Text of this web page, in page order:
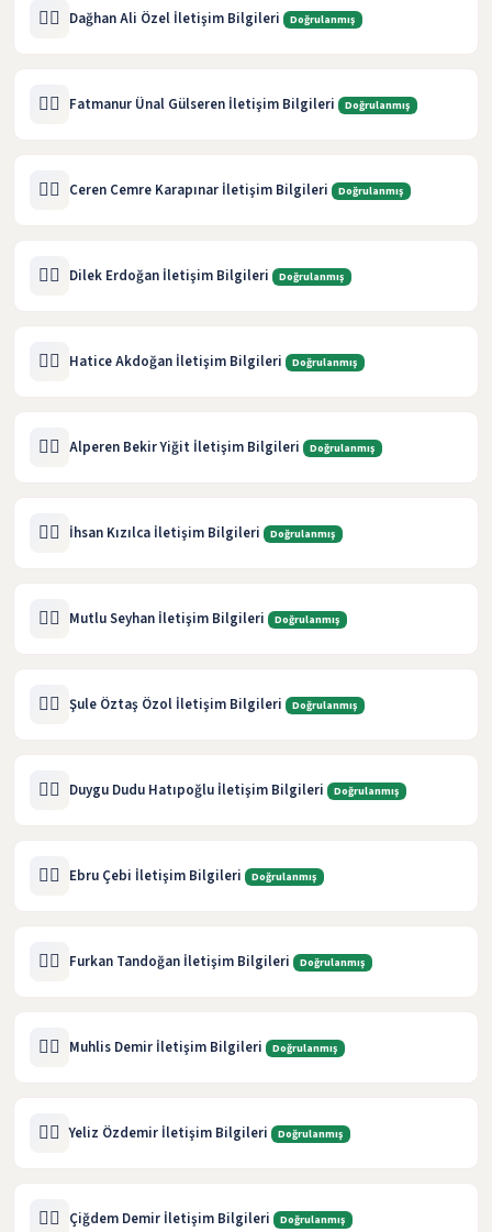
🧑‍⚖️ Dağhan Ali Özel İletişim Bilgileri Doğrulanmış
🧑‍⚖️ Fatmanur Ünal Gülseren İletişim Bilgileri Doğrulanmış
🧑‍⚖️ Ceren Cemre Karapınar İletişim Bilgileri Doğrulanmış
🧑‍⚖️ Dilek Erdoğan İletişim Bilgileri Doğrulanmış
🧑‍⚖️ Hatice Akdoğan İletişim Bilgileri Doğrulanmış
🧑‍⚖️ Alperen Bekir Yiğit İletişim Bilgileri Doğrulanmış
🧑‍⚖️ İhsan Kızılca İletişim Bilgileri Doğrulanmış
🧑‍⚖️ Mutlu Seyhan İletişim Bilgileri Doğrulanmış
🧑‍⚖️ Şule Öztaş Özol İletişim Bilgileri Doğrulanmış
🧑‍⚖️ Duygu Dudu Hatıpoğlu İletişim Bilgileri Doğrulanmış
🧑‍⚖️ Ebru Çebi İletişim Bilgileri Doğrulanmış
🧑‍⚖️ Furkan Tandoğan İletişim Bilgileri Doğrulanmış
🧑‍⚖️ Muhlis Demir İletişim Bilgileri Doğrulanmış
🧑‍⚖️ Yeliz Özdemir İletişim Bilgileri Doğrulanmış
🧑‍⚖️ Çiğdem Demir İletişim Bilgileri Doğrulanmış